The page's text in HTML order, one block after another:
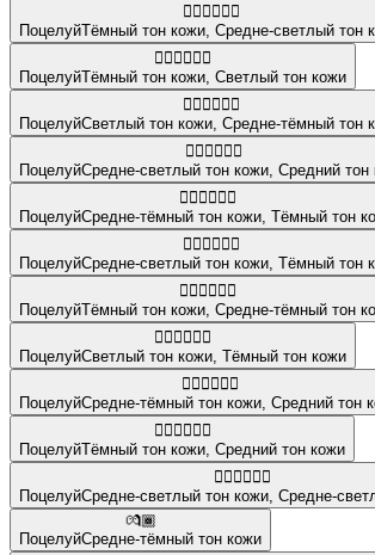
👩🏿‍❤️‍💋‍👨🏼
ПоцелуйТёмный тон кожи Средне-светлый тон
👩🏿‍❤️‍💋‍👩🏻
ПоцелуйТёмный тон кожи Светлый тон кожи
👩🏻‍❤️‍💋‍👩🏾
ПоцелуйСветлый тон кожи Средне-тёмный тон
👨🏼‍❤️‍💋‍👨🏽
ПоцелуйСредне-светлый тон кожи Средний тон
👩🏾‍❤️‍💋‍👨🏿
ПоцелуйСредне-тёмный тон кожи Тёмный тон
👩🏼‍❤️‍💋‍👨🏿
ПоцелуйСредне-светлый тон кожи Тёмный тон
👩🏿‍❤️‍💋‍👩🏾
ПоцелуйТёмный тон кожи Средне-тёмный тон
👩🏻‍❤️‍💋‍👩🏿
ПоцелуйСветлый тон кожи Тёмный тон кожи
👨🏾‍❤️‍💋‍👨🏽
ПоцелуйСредне-тёмный тон кожи Средний тон
👩🏿‍❤️‍💋‍👩🏽
ПоцелуйТёмный тон кожи Средний тон кожи
👩🏼‍❤️‍💋‍👩🏼
ПоцелуйСредне-светлый тон кожи Средне-
💏🏾
ПоцелуйСредне-тёмный тон кожи